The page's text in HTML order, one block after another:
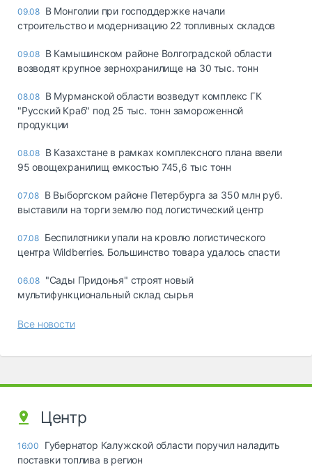
09.08 В Монголии при господдержке начали
строительство и модернизацию 22 топливных складов
09.08 В Камышинском районе Волгоградской области
возводят крупное зернохранилище на 30 тыс. тонн
08.08 В Мурманской области возведут комплекс ГК
"Русский Краб" под 25 тыс. тонн замороженной
продукции
08.08 В Казахстане в рамках комплексного плана ввели
95 овощехранилищ емкостью 745,6 тыс тонн
07.08 В Выборгском районе Петербурга за 350 млн руб.
выставили на торги землю под логистический центр
07.08 Беспилотники упали на кровлю логистического
центра Wildberries. Большинство товара удалось спасти
06.08 "Сады Придонья" строят новый
мультифункциональный склад сырья
Все новости
Центр
16:00
Губернатор Калужской области поручил наладить
поставки топлива в регион